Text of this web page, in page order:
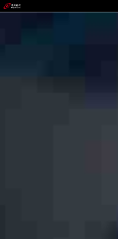
upay钱包